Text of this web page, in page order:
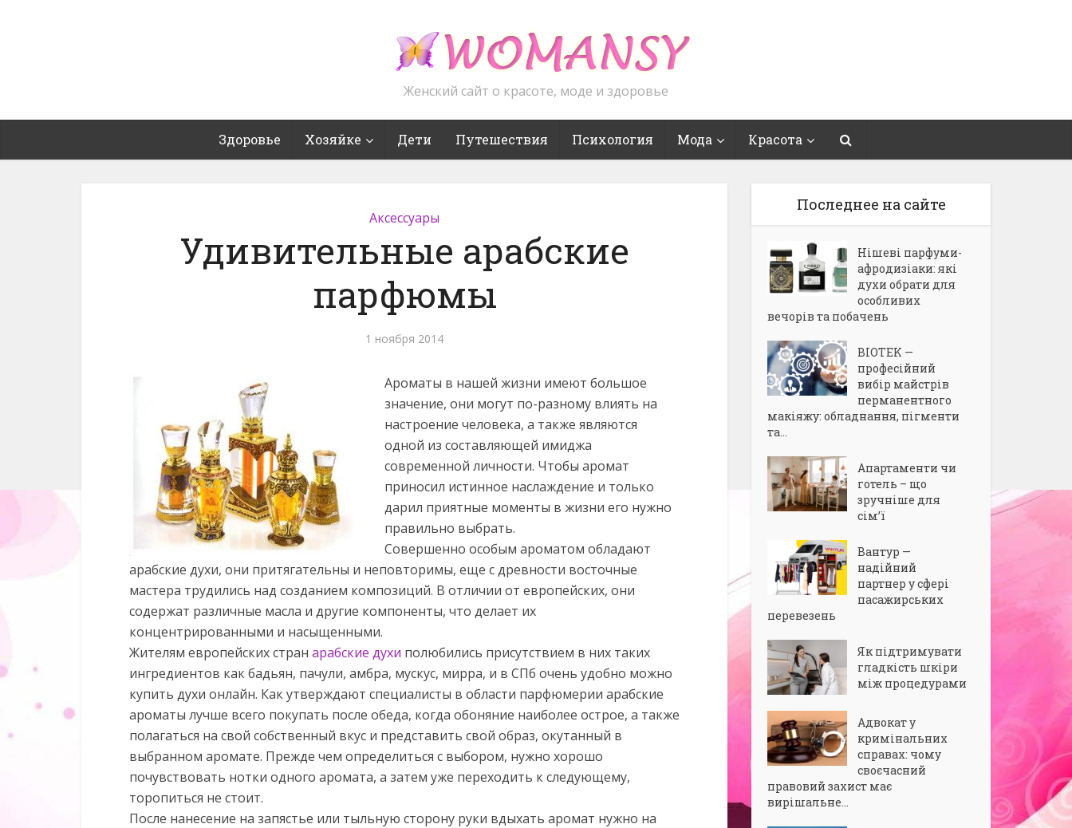
Женский сайт о красоте, моде и здоровье
Здоровье Хозяйке Дети Путешествия Психология Мода Красота
Аксессуары
Удивительные арабские
парфюмы
1 ноября 2014
Ароматы в нашей жизни имеют большое
значение, они могут по-разному влиять на
настроение человека, а также являются
одной из составляющей имиджа
современной личности. Чтобы аромат
приносил истинное наслаждение и только
дарил приятные моменты в жизни его нужно
правильно выбрать.
Совершенно особым ароматом обладают
арабские духи, они притягательны и неповторимы, еще с древности восточные
мастера трудились над созданием композиций. В отличии от европейских, они
содержат различные масла и другие компоненты, что делает их
концентрированными и насыщенными.
Жителям европейских стран арабские духи полюбились присутствием в них таких
ингредиентов как бадьян, пачули, амбра, мускус, мирра, и в СПб очень удобно можно
купить духи онлайн. Как утверждают специалисты в области парфюмерии арабские
ароматы лучше всего покупать после обеда, когда обоняние наиболее острое, а также
полагаться на свой собственный вкус и представить свой образ, окутанный в
выбранном аромате. Прежде чем определиться с выбором, нужно хорошо
почувствовать нотки одного аромата, а затем уже переходить к следующему,
торопиться не стоит.
После нанесение на запястье или тыльную сторону руки вдыхать аромат нужно на
Последнее на сайте
Нішеві парфуми-
афродизіаки: які
духи обрати для
особливих
вечорів та побачень
BIOTEK —
професійний
вибір майстрів
перманентного
макіяжу: обладнання, пігменти
та...
Апартаменти чи
готель – що
зручніше для
сім’ї
Вантур —
надійний
партнер у сфері
пасажирських
перевезень
Як підтримувати
гладкість шкіри
між процедурами
Адвокат у
кримінальних
справах: чому
своєчасний
правовий захист має
вирішальне...